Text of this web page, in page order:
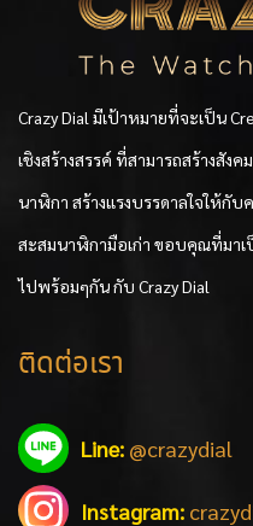
Crazy Dial มีเป้าหมายที่จะเป็น
เชิงสร้างสรรค์ ที่สามารถสร้างสัง
นาฬิกา สร้างแรงบรรดาลใจให้กั
สะสมนาฬิกามือเก่า ขอบคุณที่มา
ไปพร้อมๆกัน กับ Crazy Dial
ติดต่อเรา
Line: @crazydial
Instagram: